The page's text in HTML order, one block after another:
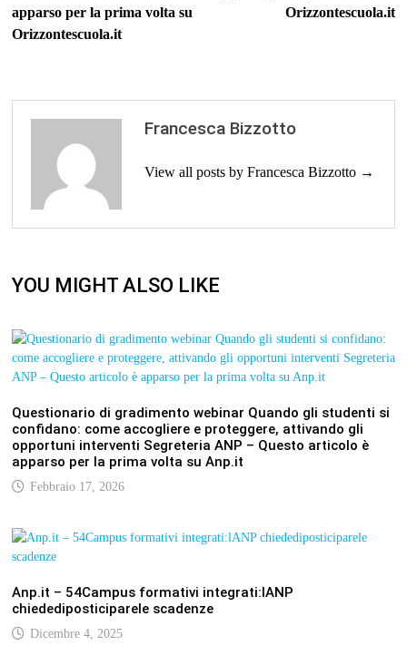
apparso per la prima volta su
Orizzontescuola.it
Orizzontescuola.it
Francesca Bizzotto
View all posts by Francesca Bizzotto →
YOU MIGHT ALSO LIKE
Questionario di gradimento webinar Quando gli studenti si
confidano: come accogliere e proteggere, attivando gli
opportuni interventi Segreteria ANP – Questo articolo è
apparso per la prima volta su Anp.it
Febbraio 17, 2026
Anp.it – 54Campus formativi integrati:lANP
chiedediposticiparele scadenze
Dicembre 4, 2025